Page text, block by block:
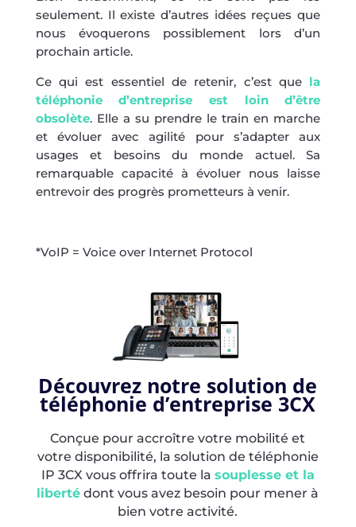
seulement. Il existe d’autres idées reçues que
nous évoquerons possiblement lors d’un
prochain article.
Ce qui est essentiel de retenir, c’est quela
téléphonie d’entreprise est loin d’être
obsolète. Elle a su prendre le train en marche
et évoluer avec agilité pour s’adapter aux
usages et besoins du monde actuel. Sa
remarquable capacité à évoluer nous laisse
entrevoir des progrès prometteurs à venir.
*VoIP = Voice over Internet Protocol
Découvrez notre solution de
téléphonie d’entreprise 3CX
Conçue pour accroître votre mobilité et
votre disponibilité, la solution de téléphonie
IP 3CX vous offrira toute la souplesse et la
liberté dont vous avez besoin pour mener à
bien votre activité.